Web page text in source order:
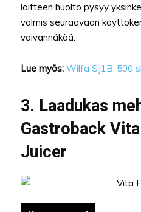
laitteen huolto pysyy
valmis seuraavaan
vaivannäköä.
Lue myös: Wilfa SJ1B-500
3. Laadukas
Gastroback
Juicer